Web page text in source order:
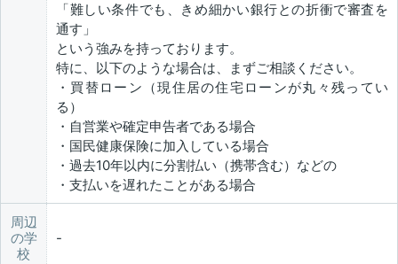
「難しい条件でも、きめ細かい銀行との折衝で審査を
通す」
という強みを持っております。
特に、以下のような場合は、まずご相談ください。
・買替ローン（現住居の住宅ローンが丸々残ってい
る）
・自営業や確定申告者である場合
・国民健康保険に加入している場合
・過去10年以内に分割払い（携帯含む）などの
・支払いを遅れたことがある場合
周辺
の学
校